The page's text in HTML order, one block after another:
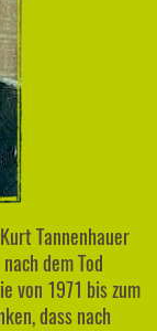
Tannenhauer
dem Tod
von 1971 bis zum
dass nach